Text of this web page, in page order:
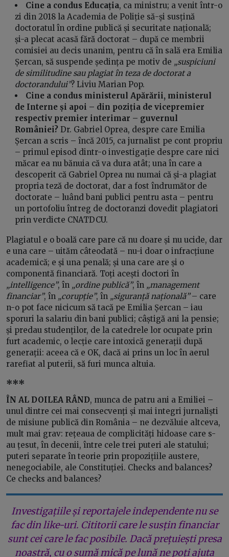
Cine a condus Educația, ca ministru; a venit într-o
zi din 2018 la Academia de Poliție să-și susțină
doctoratul în ordine publică și securitate națională;
și-a plecat acasă fără doctorat – după ce membrii
comisiei au decis unanim, pentru că în sală era Emilia
Șercan, să suspende ședința pe motiv de „suspiciuni
de similitudine sau plagiat în teza de doctorat a
doctorandului”? Liviu Marian Pop.
Cine a condus ministerul Apărării, ministerul
de Interne și apoi – din poziția de vicepremier
respectiv premier interimar – guvernul
României? Dr. Gabriel Oprea, despre care Emilia
Șercan a scris – încă 2015, ca jurnalist pe cont propriu
– primul episod dintr-o investigație despre care nici
măcar ea nu bănuia că va dura atât; una în care a
descoperit că Gabriel Oprea nu numai că și-a plagiat
propria teză de doctorat, dar a fost îndrumător de
doctorate – luând bani publici pentru asta – pentru
un portofoliu întreg de doctoranzi dovedit plagiatori
prin verdicte CNATDCU.
Plagiatul e o boală care pare că nu doare și nu ucide, dar
e una care – uităm câteodată – nu-i doar o infracțiune
academică; e și una penală; și una care are și o
componentă financiară. Toți acești doctori în
„intelligence”, în „ordine publică”, în „management
financiar”, în „corupție”, în „siguranță națională”– care
n-o pot face nicicum să tacă pe Emilia Șercan – iau
sporuri la salariu din bani publici; câștigă ani la pensie;
și predau studenților, de la catedrele lor ocupate prin
furt academic, o lecție care intoxică generații după
generații: aceea că e OK, dacă ai prins un loc în aerul
rarefiat al puterii, să furi munca altuia.
***
ÎN AL DOILEA RÂND, munca de patru ani a Emiliei –
unul dintre cei mai consecvenți și mai integri jurnaliști
de misiune publică din România – ne dezvăluie altceva,
mult mai grav: rețeaua de complicități hidoase care s-
au țesut, în decenii, între cele trei puteri ale statului;
puteri separate în teorie prin propozițiile austere,
nenegociabile, ale Constituției. Checks and balances?
Ce checks and balances?
Investigațiile și reportajele independente nu se
fac din like-uri. Cititorii care le susțin financiar
sunt cei care le fac posibile. Dacă prețuiești presa
noastră, cu o sumă mică pe lună ne poți ajuta